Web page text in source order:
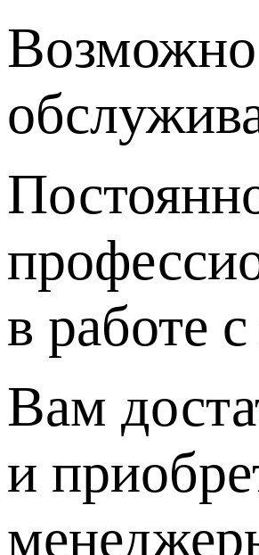
Возможно
в работе
Вам
и